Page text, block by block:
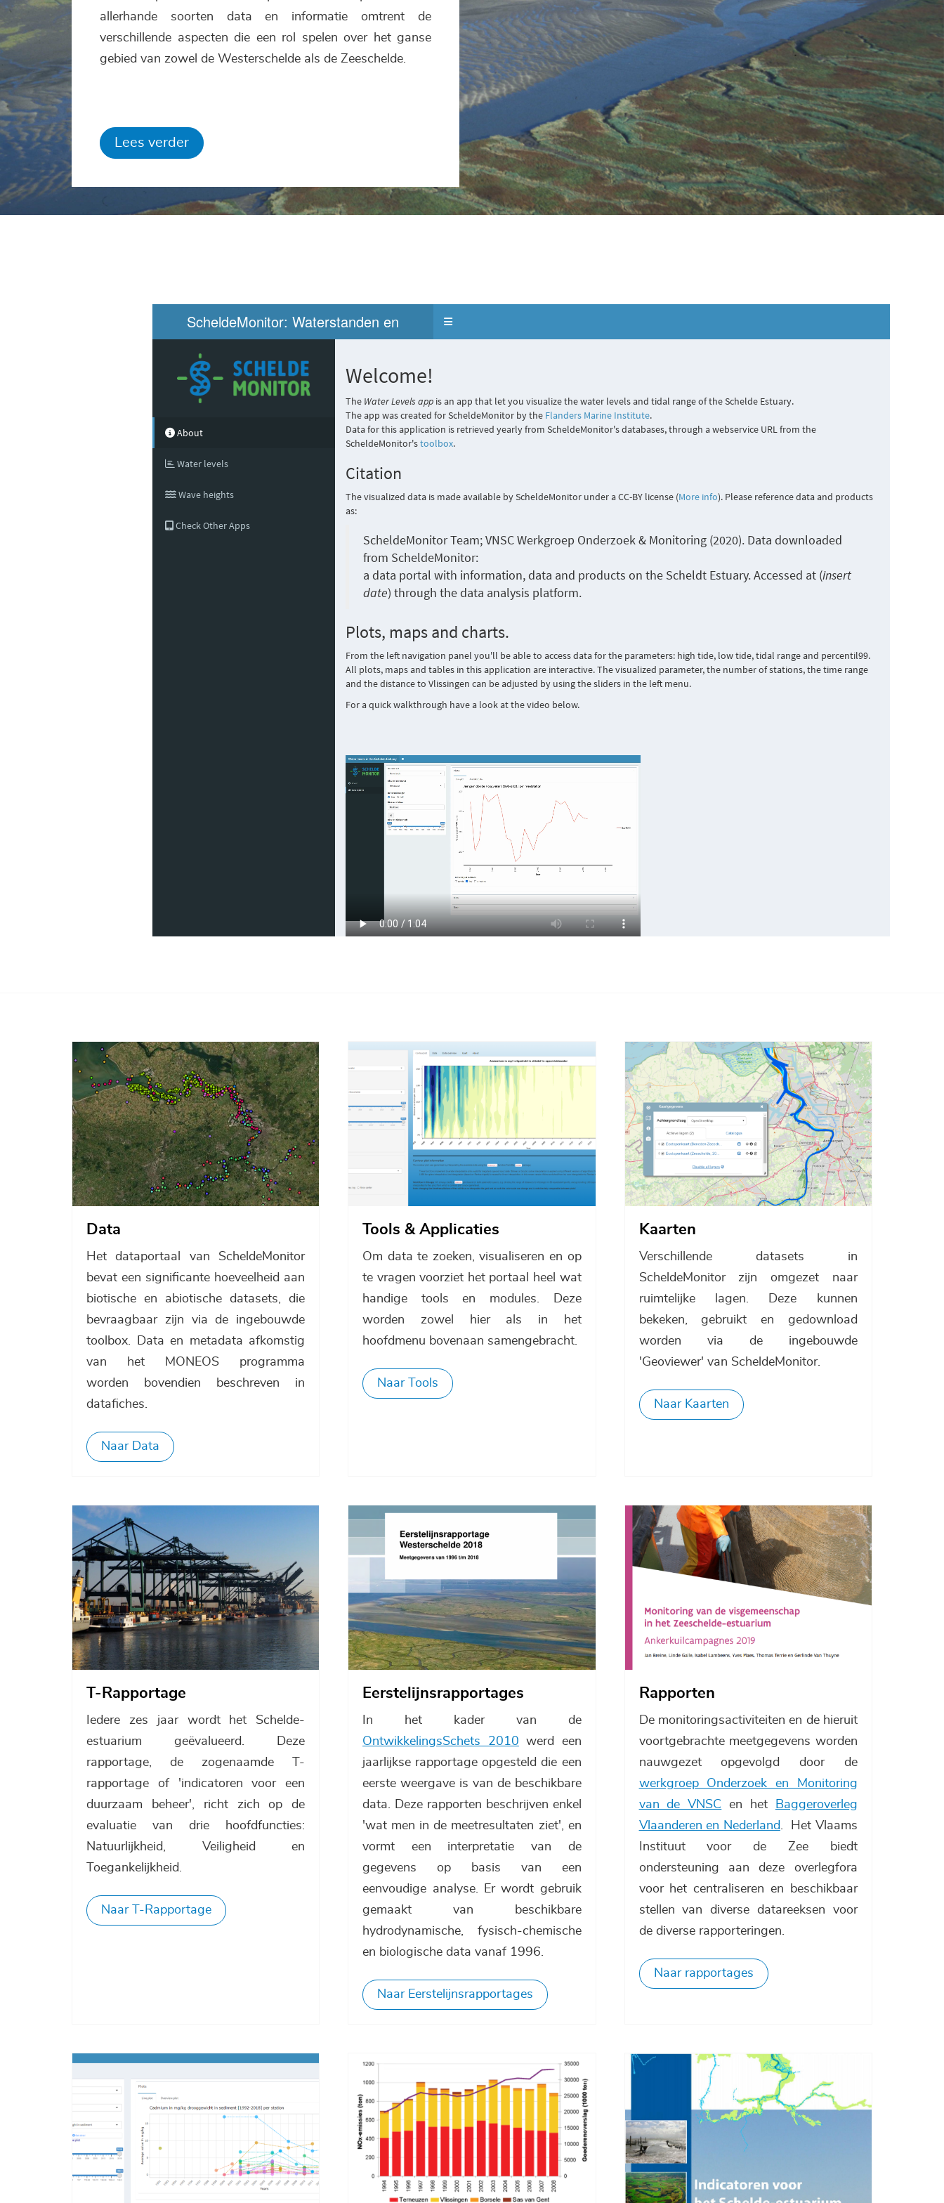
allerhande soorten data en informatie omtrent de
verschillende aspecten die een rol spelen over het ganse
gebied van zowel de Westerschelde als de Zeeschelde.
Lees verder
Afbeelding
Data
Het dataportaal van ScheldeMonitor
bevat een significante hoeveelheid aan
biotische en abiotische datasets, die
bevraagbaar zijn via de ingebouwde
toolbox. Data en metadata afkomstig
van het MONEOS programma
worden bovendien beschreven in
datafiches.
Naar Data
Afbeelding
Tools & Applicaties
Om data te zoeken, visualiseren en op
te vragen voorziet het portaal heel wat
handige tools en modules. Deze
worden zowel hier als in het
hoofdmenu bovenaan samengebracht.
Naar Tools
Afbeelding
Kaarten
Verschillende datasets in
ScheldeMonitor zijn omgezet naar
ruimtelijke lagen. Deze kunnen
bekeken, gebruikt en gedownload
worden via de ingebouwde
'Geoviewer' van ScheldeMonitor.
Naar Kaarten
Afbeelding
T-Rapportage
Iedere zes jaar wordt het Schelde-
estuarium geëvalueerd. Deze
rapportage, de zogenaamde T-
rapportage of 'indicatoren voor een
duurzaam beheer', richt zich op de
evaluatie van drie hoofdfuncties:
Natuurlijkheid, Veiligheid en
Toegankelijkheid.
Naar T-Rapportage
Afbeelding
Eerstelijnsrapportages
In het kader van de
OntwikkelingsSchets 2010 werd een
jaarlijkse rapportage opgesteld die een
eerste weergave is van de beschikbare
data. Deze rapporten beschrijven enkel
'wat men in de meetresultaten ziet', en
vormt een interpretatie van de
gegevens op basis van een
eenvoudige analyse. Er wordt gebruik
gemaakt van beschikbare
hydrodynamische, fysisch-chemische
en biologische data vanaf 1996.
Naar Eerstelijnsrapportages
Afbeelding
Rapporten
De monitoringsactiviteiten en de hieruit
voortgebrachte meetgegevens worden
nauwgezet opgevolgd door de
werkgroep Onderzoek en Monitoring
van de VNSC en het
Baggeroverleg
Vlaanderen en Nederland. Het Vlaams
Instituut voor de Zee biedt
ondersteuning aan deze overlegfora
voor het centraliseren en beschikbaar
stellen van diverse datareeksen voor
de diverse rapporteringen.
Naar rapportages
Afbeelding Afbeelding Afbeelding